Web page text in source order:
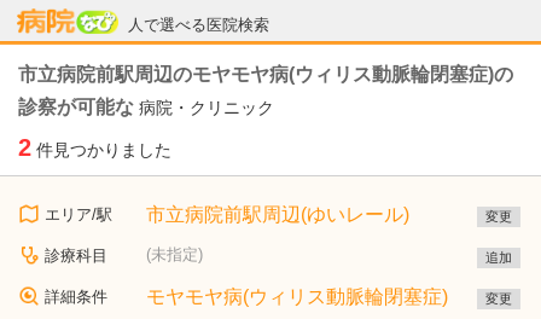
人で選べる医院検索
病院なび
市立病院前駅周辺のモヤモヤ病(ウィリス動脈輪閉塞症)の
診察が可能な 病院・クリニック
2 件見つかりました
エリア/駅 市立病院前駅周辺(ゆいレール) 変更
診療科目 (未指定) 追加
詳細条件 モヤモヤ病(ウィリス動脈輪閉塞症) 変更